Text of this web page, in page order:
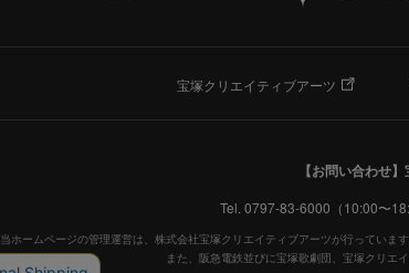
宝塚クリエイティブアーツ
【お問い合わせ】
Tel. 0797-83-6000（10:00〜
当ホームページの管理運営は、株式会社宝塚クリエイティブアーツが行ってい
また、阪急電鉄並びに宝塚歌劇団、宝塚クリエ